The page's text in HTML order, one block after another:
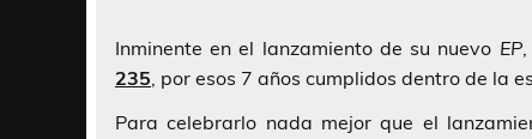
Inminente en el lanzamiento de su nuevo EP,
235, por esos 7 años cumplidos dentro de la
Para celebrarlo nada mejor que el